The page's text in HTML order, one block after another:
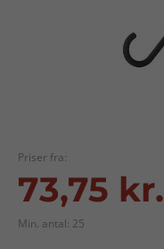
Priser fra:
73,75 kr.
Min. antal: 25